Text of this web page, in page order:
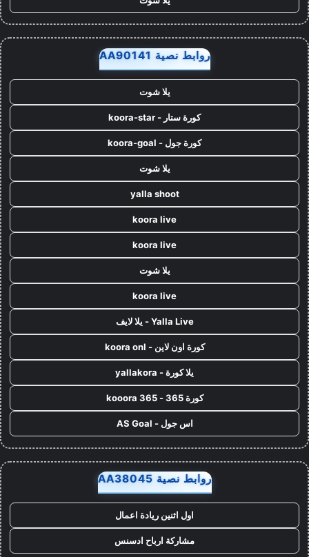
روابط نصية AA90141
يلا شوت
كورة ستار - koora-star
كورة جول - koora-goal
يلا شوت
yalla shoot
koora live
koora live
يلا شوت
koora live
Yalla Live - يلا لايف
كورة اون لاين - koora onl
يلا كورة - yallakora
كورة 365 - kooora 365
اس جول - AS Goal
روابط نصية AA38045
اول اثنين ريادة اعمال
مشاركة ارباح ادسنس